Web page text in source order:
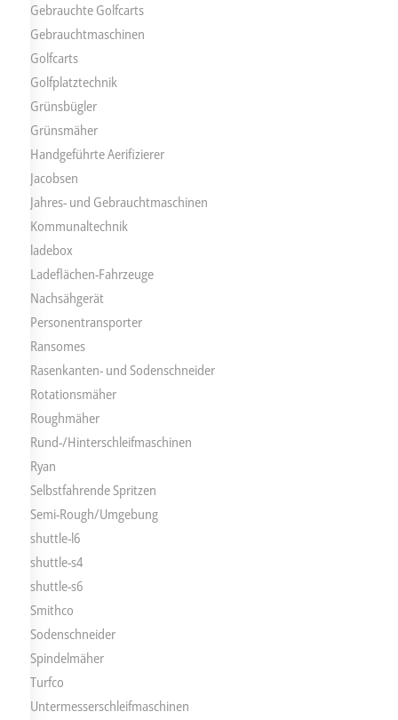
Gebrauchte Golfcarts
Gebrauchtmaschinen
Golfcarts
Golfplatztechnik
Grünsbügler
Grünsmäher
Handgeführte Aerifizierer
Jacobsen
Jahres- und Gebrauchtmaschinen
Kommunaltechnik
ladebox
Ladeflächen-Fahrzeuge
Nachsähgerät
Personentransporter
Ransomes
Rasenkanten- und Sodenschneider
Rotationsmäher
Roughmäher
Rund-/Hinterschleifmaschinen
Ryan
Selbstfahrende Spritzen
Semi-Rough/Umgebung
shuttle-l6
shuttle-s4
shuttle-s6
Smithco
Sodenschneider
Spindelmäher
Turfco
Untermesserschleifmaschinen